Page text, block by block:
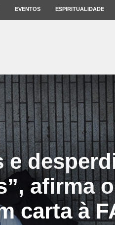
EVENTOS ESPIRITUALIDADE
e
afirma
carta à